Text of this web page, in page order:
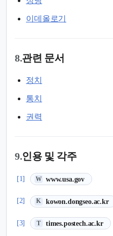
이데올로기
8.관련 문서
정치
통치
권력
9.인용 및 각주
[1] W www.usa.gov
(새 탭에서 열림)
[2] K kowon.dongseo.ac.kr
(새 탭에서 열림)
[3] T times.postech.ac.kr
(새 탭에서 열림)